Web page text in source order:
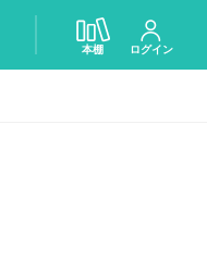
本棚 ログイン